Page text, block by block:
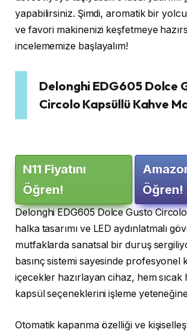
yapabilirsiniz. Şimdi, aromatik bir
ve favori makinenizi keşfetmeye
incelememize başlayalım!
Delonghi EDG605 Dolce
Circolo Kapsüllü Kahve
N11 Fiyatını
Öğren!
Öğren!
Delonghi EDG605 Dolce Gusto
halka tasarımı ve LED aydınlatmalı
mutfaklarda sanatsal bir duruş
basınç sistemi sayesinde profesyonel
içecekler hazırlayan cihaz, hem sıcak
kapsül seçeneklerini işleme
Otomatik kapanma özelliği ve